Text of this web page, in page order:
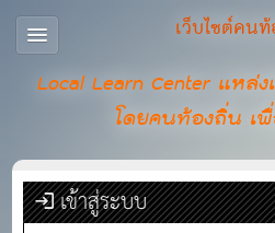
เว็บไซต์คน
Local Learn Center แหล่
โดยคนท้องถิ่น เ
เข้าสู่ระบบ